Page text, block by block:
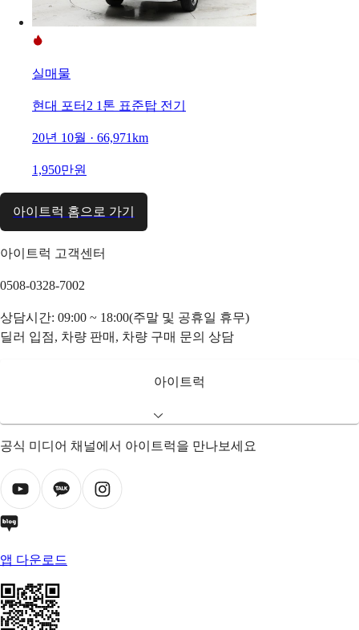
실매물
현대 포터2 1톤 표준탑 전기
20년 10월 · 66,971km
1,950만원
아이트럭 홈으로 가기
아이트럭 고객센터
0508-0328-7002
상담시간: 09:00 ~ 18:00(주말 및 공휴일 휴무)
딜러 입점, 차량 판매, 차량 구매 문의 상담
아이트럭
공식 미디어 채널에서 아이트럭을 만나보세요
앱 다운로드